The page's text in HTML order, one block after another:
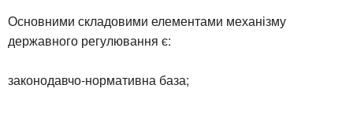
Основними складовими елементами механізму
державного регулювання є:
законодавчо-нормативна база;